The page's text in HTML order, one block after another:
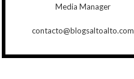
Media Manager
contacto@blogsaltoalto.com